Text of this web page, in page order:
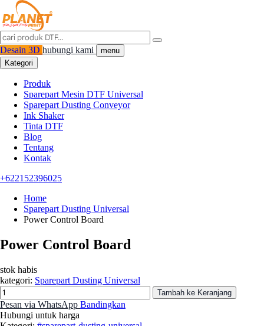
Desain 3D hubungi kami
menu
Kategori
Produk
Sparepart Mesin DTF Universal
Sparepart Dusting Conveyor
Ink Shaker
Tinta DTF
Blog
Tentang
Kontak
+622152396025
Home
Sparepart Dusting Universal
Power Control Board
Power Control Board
stok habis
kategori: Sparepart Dusting Universal
Tambah ke Keranjang
Pesan via WhatsApp Bandingkan
Hubungi untuk harga